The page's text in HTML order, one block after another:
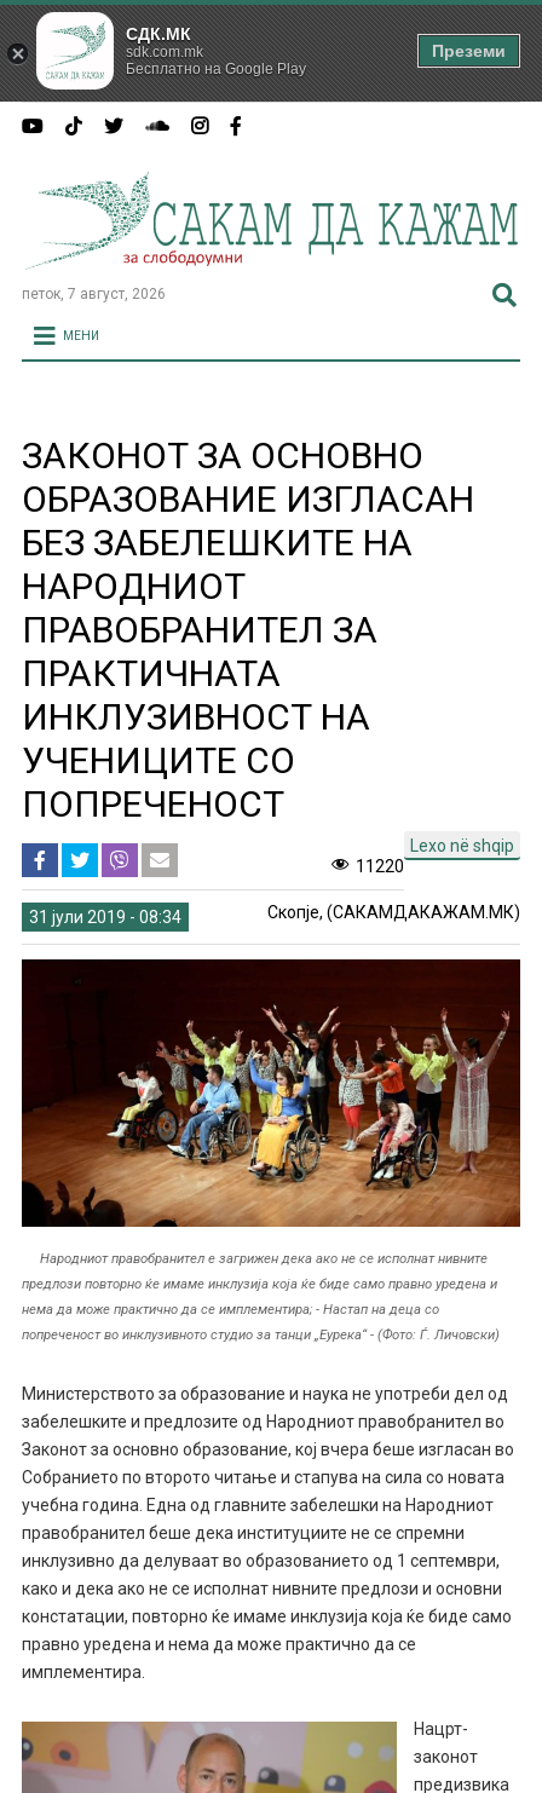
петок, 7 август, 2026
МЕНИ
ЗАКОНОТ ЗА ОСНОВНО
ОБРАЗОВАНИЕ ИЗГЛАСАН
БЕЗ ЗАБЕЛЕШКИТЕ НА
НАРОДНИОТ
ПРАВОБРАНИТЕЛ ЗА
ПРАКТИЧНАТА
ИНКЛУЗИВНОСТ НА
УЧЕНИЦИТЕ СО
ПОПРЕЧЕНОСТ
Lexo në shqip
11220
31 јули 2019 - 08:34 Скопје, (САКАМДАКАЖАМ.МК)
Народниот правобранител е загрижен дека ако не се исполнат нивните
предлози повторно ќе имаме инклузија која ќе биде само правно уредена и
нема да може практично да се имплементира; - Настап на деца со
попреченост во инклузивното студио за танци „Еурека“ - (Фото: Ѓ. Личовски)
Министерството за образование и наука не употреби дел од
забелешките и предлозите од Народниот правобранител во
Законот за основно образование, кој вчера беше изгласан во
Собранието по второто читање и стапува на сила со новата
учебна година. Една од главните забелешки на Народниот
правобранител беше дека институциите не се спремни
инклузивно да делуваат во образованието од 1 септември,
како и дека ако не се исполнат нивните предлози и основни
констатации, повторно ќе имаме инклузија која ќе биде само
правно уредена и нема да може практично да се
имплементира.
Нацрт-
законот
предизвика
СДК.МК
sdk.com.mk
Бесплатно на Google Play
Преземи